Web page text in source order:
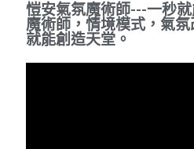
聯繫我們
愷安氣氛魔術師---一秒
魔術師，情境模式，氣
就能創造天堂。